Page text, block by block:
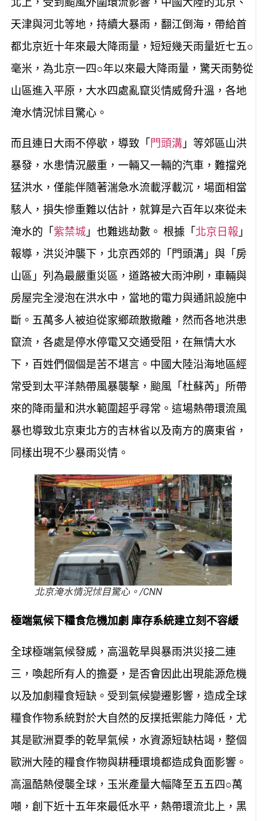
天津與河北等地，持續大暴雨，翻江倒海，帶給首
都北京近十年來最大降雨量，短短幾天雨量近七五○
毫米，為北京一四○年以來最大降雨量，驚天雨勢從
山區進入平原，大水四處亂竄災情威脅升溫，各地
淹水情況怵目驚心。
而且連日大雨不停歇，導致「 門頭溝」等郊區山洪
暴發，水患情況嚴重，一輛又一輛的汽車，難擋兇
猛洪水，僅能伴隨著湍急水流載浮載沉，場面相當
駭人，損失慘重難以估計，就算是六百年以來從未
淹水的「 紫禁城」也難逃劫數。 根據「 北京日報 」
報導，洪災沖襲下，北京西郊的「門頭溝」與「房
山區」列為最嚴重災區，道路被大雨沖刷，車輛與
房屋完全浸泡在洪水中，當地的電力與通訊設施中
斷。五萬多人被迫從家鄉疏散撤離，然而各地洪患
竄流，各處是停水停電又交通受阻，在無情大水
下，百姓們個個是苦不堪言。中國大陸沿海地區經
常受到太平洋熱帶風暴襲擊，颱風「杜蘇芮」所帶
來的降雨量和洪水範圍超乎尋常。這場熱帶環流風
暴也導致北京東北方的吉林省以及南方的廣東省，
同樣出現不少暴雨災情。
北京淹水情況怵目驚心。/CNN
極端氣候下糧食危機加劇 庫存系統建立刻不容緩
全球極端氣候發威，高溫乾旱與暴雨洪災接二連
三，喚起所有人的擔憂，是否會因此出現能源危機
以及加劇糧食短缺。受到氣候變遷影響，造成全球
糧食作物系統對於大自然的反撲抵禦能力降低，尤
其是歐洲夏季的乾旱氣候，水資源短缺枯竭，整個
歐洲大陸的糧食作物與耕種環境都造成負面影響。
高溫酷熱侵襲全球，玉米產量大幅降至五五四○萬
噸，創下近十五年來最低水平，熱帶環流北上，黑